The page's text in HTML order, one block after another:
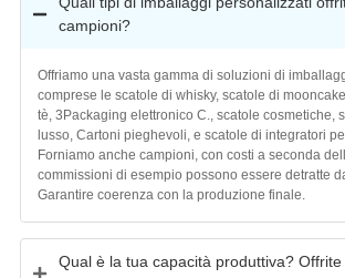
campioni?
comprese le scatole di whisky, scatole di
tè, 3Packaging elettronico C., scatole cosmetiche,
lusso, Cartoni pieghevoli, e scatole di integratori
Forniamo anche campioni, con costi a seconda
commissioni di esempio possono essere detratte
Garantire coerenza con la produzione finale.
Qual è la tua capacità produttiva?
progettazione?